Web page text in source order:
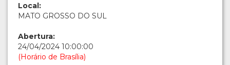
Local:
MATO GROSSO DO SUL
Abertura:
24/04/2024 10:00:00
(Horário de Brasília)